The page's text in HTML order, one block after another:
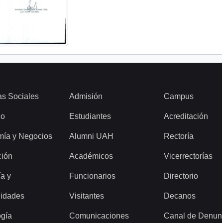
Sociales
y Negocios
y
Admisión
Estudiantes
Alumni UAH
Académicos
Funcionarios
Visitantes
Comunicaciones
Campus
Acreditación
Rectoría
Vicerrectorías
Directorio
Decanos
Canal de